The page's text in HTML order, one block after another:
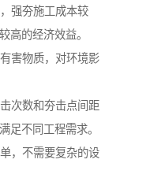
强夯施工成本较
高的经济效益。
害物质，对环境影
次数和夯击点间距
足不同工程需求。
，不需要复杂的设